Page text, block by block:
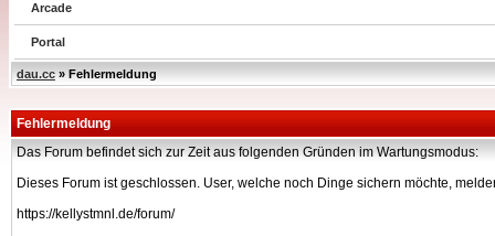
Arcade
Portal
dau.cc » Fehlermeldung
Fehlermeldung
Das Forum befindet sich zur Zeit aus folgenden Gründen im Wartungsmodus:
Dieses Forum ist geschlossen. User, welche noch Dinge sichern möchte,
https://kellystmnl.de/forum/